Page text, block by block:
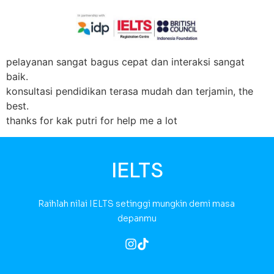
pelayanan sangat bagus cepat dan interaksi sangat
baik.
konsultasi pendidikan terasa mudah dan terjamin, the
best.
thanks for kak putri for help me a lot
IELTS
Raihlah nilai IELTS setinggi mungkin demi masa
depanmu